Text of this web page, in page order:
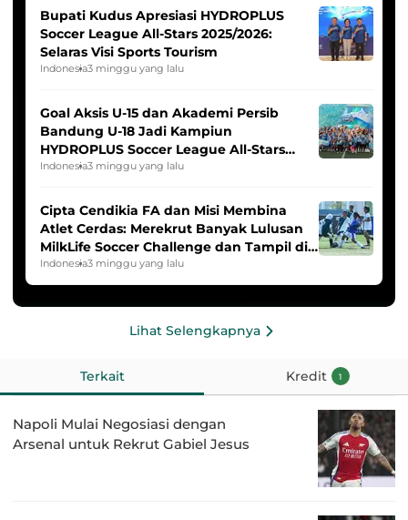
Bupati Kudus Apresiasi HYDROPLUS
Soccer League All-Stars 2025/2026:
Selaras Visi Sports Tourism
Indonesia3 minggu yang lalu
Goal Aksis U-15 dan Akademi Persib
Bandung U-18 Jadi Kampiun
HYDROPLUS Soccer League All-Stars
2025/2026
Indonesia3 minggu yang lalu
Cipta Cendikia FA dan Misi Membina
Atlet Cerdas: Merekrut Banyak Lulusan
MilkLife Soccer Challenge dan Tampil di
HYDROPLUS Soccer League
Indonesia3 minggu yang lalu
Lihat Selengkapnya
Terkait Kredit 1
Napoli Mulai Negosiasi dengan
Arsenal untuk Rekrut Gabiel Jesus